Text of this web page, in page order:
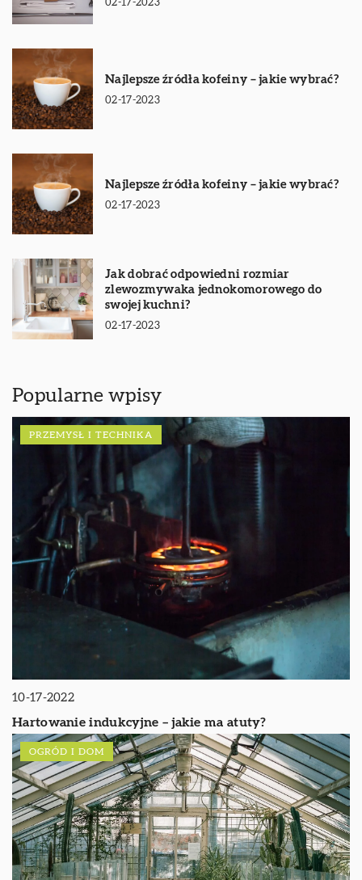
02-17-2023
Najlepsze źródła kofeiny – jakie wybrać?
02-17-2023
Najlepsze źródła kofeiny – jakie wybrać?
02-17-2023
Jak dobrać odpowiedni rozmiar
zlewozmywaka jednokomorowego do
swojej kuchni?
02-17-2023
Popularne wpisy
PRZEMYSŁ I TECHNIKA
10-17-2022
Hartowanie indukcyjne – jakie ma atuty?
OGRÓD I DOM